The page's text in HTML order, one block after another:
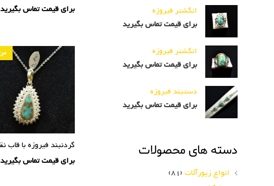
انگشتر فیروزه
برای قیمت تماس بگیرید
انگشتر فیروزه
برای قیمت تماس بگیرید
دستبند فیروزه
برای قیمت تماس بگیرید
دسته های محصولات
انواع زیورآلات (81)
برای قیمت تماس بگیرید
گردنبند فیروزه با قاب
برای قیمت تماس بگیرید